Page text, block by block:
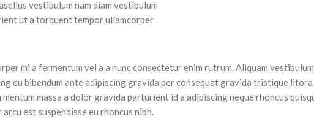
vestibulum nam diam vestibulum
ut a torquent tempor ullamcorper
mi a fermentum vel a a nunc consectetur enim rutrum. Aliquam vestibulum
eu bibendum ante adipiscing gravida per consequat gravida tristique litora
massa a dolor gravida parturient id a adipiscing neque rhoncus
est suspendisse eu rhoncus nibh.